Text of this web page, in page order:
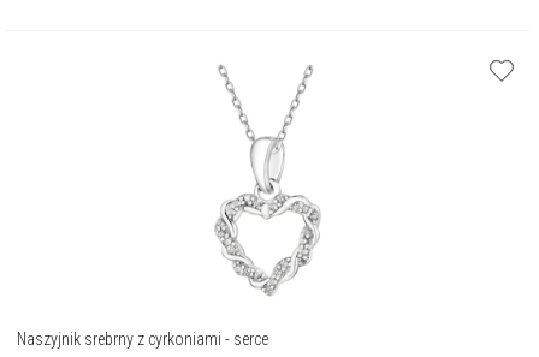
Naszyjnik srebrny z cyrkoniami - serce